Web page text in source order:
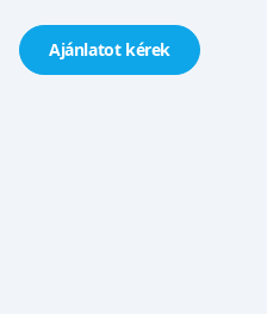
Ajánlatot kérek